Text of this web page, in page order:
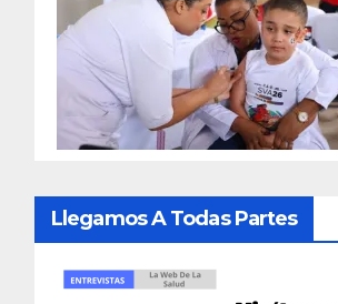
Llegamos A Todas Partes